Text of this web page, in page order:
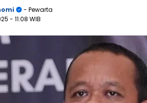
- Pewarta
- 11:08 WIB